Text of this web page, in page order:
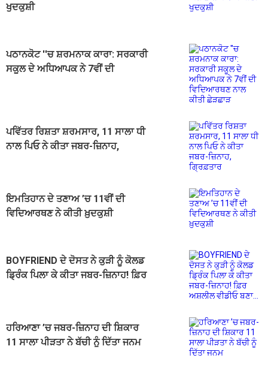
ਖੁਦਕੁਸ਼ੀ
ਪਠਾਨਕੋਟ ''ਚ ਸ਼ਰਮਨਾਕ ਕਾਰਾ: ਸਰਕਾਰੀ
ਸਕੂਲ ਦੇ ਅਧਿਆਪਕ ਨੇ 7ਵੀਂ ਦੀ
ਪਵਿੱਤਰ ਰਿਸ਼ਤਾ ਸ਼ਰਮਸਾਰ, 11 ਸਾਲਾ ਧੀ
ਨਾਲ ਪਿਓ ਨੇ ਕੀਤਾ ਜਬਰ-ਜ਼ਿਨਾਹ,
ਇਮਤਿਹਾਨ ਦੇ ਤਣਾਅ ’ਚ 11ਵੀਂ ਦੀ
ਵਿਦਿਆਰਥਣ ਨੇ ਕੀਤੀ ਖ਼ੁਦਕੁਸ਼ੀ
BOYFRIEND ਦੇ ਦੋਸਤ ਨੇ ਕੁੜੀ ਨੂੰ ਕੋਲਡ
ਡ੍ਰਿੰਕ ਪਿਲਾ ਕੇ ਕੀਤਾ ਜਬਰ-ਜ਼ਿਨਾਹ! ਫ਼ਿਰ
ਹਰਿਆਣਾ ’ਚ ਜਬਰ-ਜ਼ਿਨਾਹ ਦੀ ਸ਼ਿਕਾਰ
11 ਸਾਲਾ ਪੀੜਤਾ ਨੇ ਬੱਚੀ ਨੂੰ ਦਿੱਤਾ ਜਨਮ